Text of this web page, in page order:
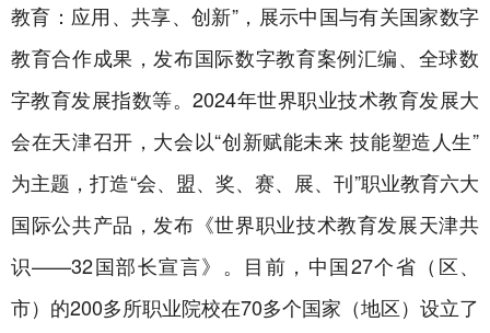
教育：应用、共享、创新”，展示中国与有关国家数字
教育合作成果，发布国际数字教育案例汇编、全球数
字教育发展指数等。2024年世界职业技术教育发展大
会在天津召开，大会以“创新赋能未来 技能塑造人生”
为主题，打造“会、盟、奖、赛、展、刊”职业教育六大
国际公共产品，发布《世界职业技术教育发展天津共
识——32国部长宣言》。目前，中国27个省（区、
市）的200多所职业院校在70多个国家（地区）设立了